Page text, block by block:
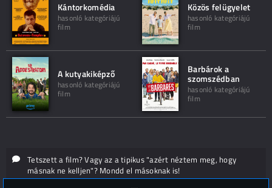
Kántorkomédia
hasonló kategóriájú
film
Közös felügyelet
hasonló kategóriájú
film
A kutyakiképző
hasonló kategóriájú
film
Barbárok a
szomszédban
hasonló kategóriájú
film
Tetszett a film? Vagy az a tipikus "azért néztem meg, hogy
másnak ne kelljen"? Mondd el másoknak is!